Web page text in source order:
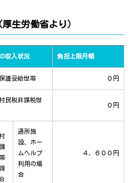
生労働省より）
収入状況 負担上限月額
護受給世帯 ０円
民税非課税世
０円
通所施
設、ホー
ムヘルプ
利用の場
合
４，６００円